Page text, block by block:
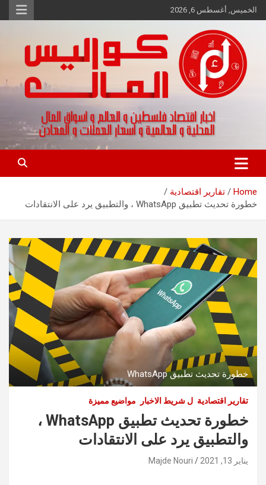
Skip
to
الخميس, أغسطس 6, 2026
كواليس المال
اخبار اقتصاد فلسطين و العالم و تقارير اسواق المال و العملات
Home
تقارير اقتصادية
خطورة تحديث تطبيق WhatsApp ، والتطبيق يرد على الانتقادات
خطورة تحديث تطبيق WhatsApp
تقارير اقتصادية ل شريط الاخبار مواضيع مميزة
خطورة تحديث تطبيق WhatsApp ،
والتطبيق يرد على الانتقادات
يناير 13, 2021 Majde Nouri